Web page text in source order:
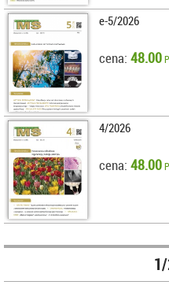
e-5/2026
cena: 48.00
4/2026
cena: 48.00